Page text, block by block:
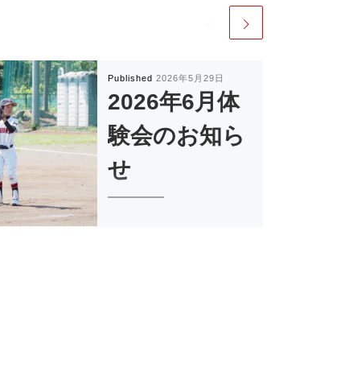
Published 2026年5月29日
2026年6月体
験会のお知ら
せ